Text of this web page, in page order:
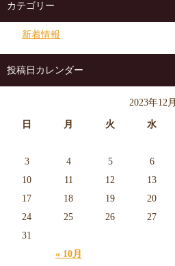
カテゴリー
新着情報
投稿日カレンダー
2023年12月
日 月 火 水
« 10月
3
4 5 6
10
11 12 13
17
18 19 20
24
25 26 27
31